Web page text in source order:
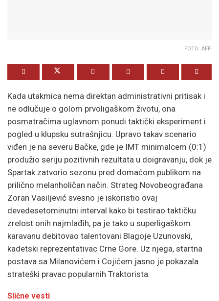
FOTO: AFP
Kada utakmica nema direktan administrativni pritisak i
ne odlučuje o golom prvoligaškom životu, ona
posmatračima uglavnom ponudi taktički eksperiment i
pogled u klupsku sutrašnjicu. Upravo takav scenario
viđen je na severu Bačke, gde je IMT minimalcem (0:1)
produžio seriju pozitivnih rezultata u doigravanju, dok je
Spartak zatvorio sezonu pred domaćom publikom na
prilično melanholičan način. Strateg Novobeograđana
Zoran Vasiljević svesno je iskoristio ovaj
devedesetominutni interval kako bi testirao taktičku
zrelost onih najmlađih, pa je tako u superligaškom
karavanu debitovao talentovani Blagoje Uzunovski,
kadetski reprezentativac Crne Gore. Uz njega, startna
postava sa Milanovićem i Cojićem jasno je pokazala
strateški pravac popularnih Traktorista.
Slične vesti